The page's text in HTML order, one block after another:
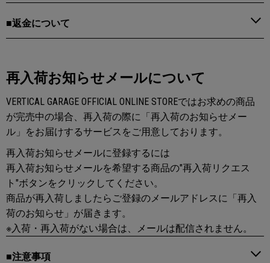
■返金について
再入荷お知らせメールについて
VERTICAL GARAGE OFFICIAL ONLINE STOREではお求めの商品
が完売中の場合、再入荷の際に「再入荷のお知らせメー
ル」をお届けするサービスをご用意しております。
再入荷お知らせメールに登録するには
再入荷お知らせメールを希望する商品の"再入荷リクエス
ト"ボタンをクリックしてください。
商品が再入荷しましたらご登録のメールアドレスに「再入
荷のお知らせ」が届きます。
※入荷・再入荷がない場合は、メールは配信されません。
■注意事項